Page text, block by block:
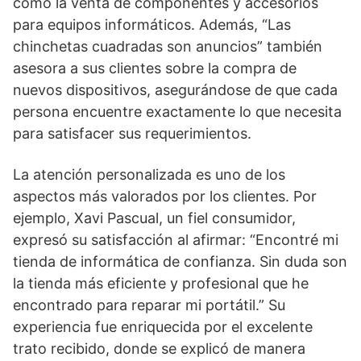
para equipos informáticos. Además, “Las
chinchetas cuadradas son anuncios” también
asesora a sus clientes sobre la compra de
nuevos dispositivos, asegurándose de que cada
persona encuentre exactamente lo que necesita
para satisfacer sus requerimientos.
La atención personalizada es uno de los
aspectos más valorados por los clientes. Por
ejemplo, Xavi Pascual, un fiel consumidor,
expresó su satisfacción al afirmar: “Encontré mi
tienda de informática de confianza. Sin duda son
la tienda más eficiente y profesional que he
encontrado para reparar mi portátil.” Su
experiencia fue enriquecida por el excelente
trato recibido, donde se explicó de manera